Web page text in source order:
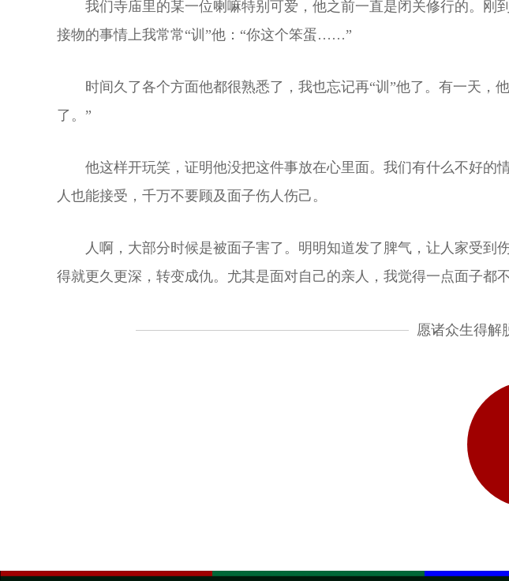
我们寺庙里的某一位喇嘛特别可爱，他之前一直是闭关修行的。刚
接物的事情上我常常“训”他：“你这个笨蛋……”
时间久了各个方面他都很熟悉了，我也忘记再“训”他了。有一天，
了。”
他这样开玩笑，证明他没把这件事放在心里面。我们有什么不好的
人也能接受，千万不要顾及面子伤人伤己。
人啊，大部分时候是被面子害了。明明知道发了脾气，让人家受
得就更久更深，转变成仇。尤其是面对自己的亲人，我觉得一点面子都不
愿诸众生得解